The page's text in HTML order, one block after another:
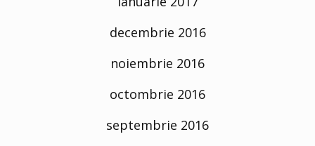
decembrie 2016
noiembrie 2016
octombrie 2016
septembrie 2016